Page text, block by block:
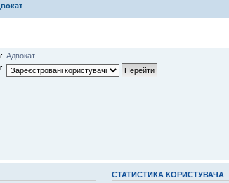
Адвокат
СТАТИСТИКА КОРИСТУВАЧА